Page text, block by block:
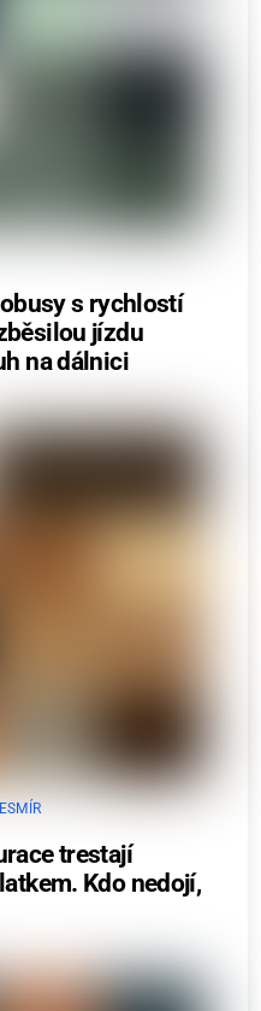
s rychlostí
jízdu
na dálnici
trestají
Kdo nedojí,